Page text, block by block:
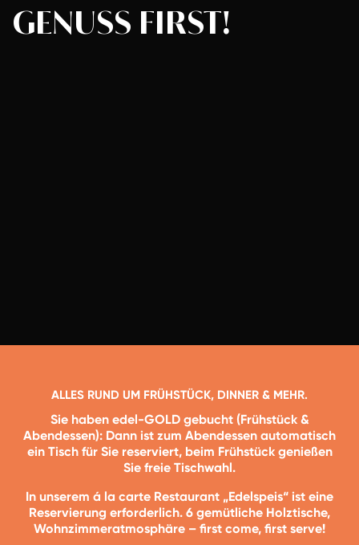
GENUSS FIRST!
ALLES RUND UM FRÜHSTÜCK, DINNER & MEHR.
Sie haben edel-GOLD gebucht (Frühstück &
Abendessen): Dann ist zum Abendessen automatisch
ein Tisch für Sie reserviert, beim Frühstück genießen
Sie freie Tischwahl.
In unserem á la carte Restaurant „Edelspeis“ ist eine
Reservierung erforderlich. 6 gemütliche Holztische,
Wohnzimmeratmosphäre – first come, first serve!